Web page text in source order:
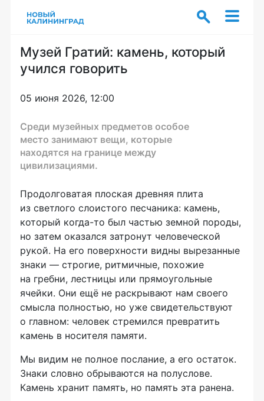
Музей Гратий: камень, который
учился говорить
05 июня 2026, 12:00
Среди музейных предметов особое
место занимают вещи, которые
находятся на границе между
цивилизациями.
Продолговатая плоская древняя плита
из светлого слоистого песчаника: камень,
который когда-то был частью земной породы,
но затем оказался затронут человеческой
рукой. На его поверхности видны вырезанные
знаки — строгие, ритмичные, похожие
на гребни, лестницы или прямоугольные
ячейки. Они ещё не раскрывают нам своего
смысла полностью, но уже свидетельствуют
о главном: человек стремился превратить
камень в носителя памяти.
Мы видим не полное послание, а его остаток.
Знаки словно обрываются на полуслове.
Камень хранит память, но память эта ранена.